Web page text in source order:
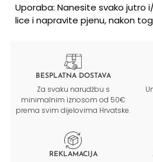
Uporaba: Nanesite svako jutro
lice i napravite pjenu, nakon
BESPLATNA DOSTAVA
Za svaku narudžbu s
minimalnim iznosom od 50€
prema svim dijelovima Hrvatske.
REKLAMACIJA